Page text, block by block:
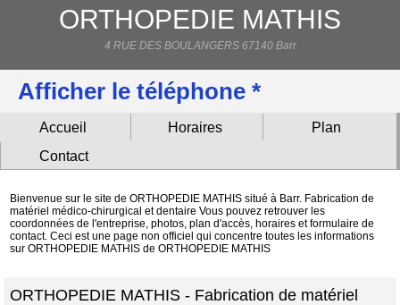
ORTHOPEDIE MATHIS
4 RUE DES BOULANGERS 67140 Barr
Afficher le téléphone *
Accueil Horaires
Plan
Contact
Bienvenue sur le site de ORTHOPEDIE MATHIS situé à Barr. Fabrication de
matériel médico-chirurgical et dentaire Vous pouvez retrouver les
coordonnées de l'entreprise, photos, plan d'accès, horaires et formulaire de
contact. Ceci est une page non officiel qui concentre toutes les informations
sur ORTHOPEDIE MATHIS de ORTHOPEDIE MATHIS
ORTHOPEDIE MATHIS - Fabrication de matériel